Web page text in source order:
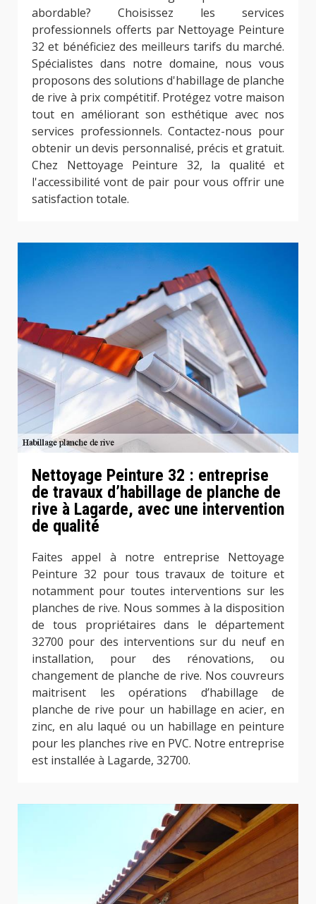
abordable? Choisissez les services
professionnels offerts par Nettoyage Peinture
32 et bénéficiez des meilleurs tarifs du marché.
Spécialistes dans notre domaine, nous vous
proposons des solutions d'habillage de planche
de rive à prix compétitif. Protégez votre maison
tout en améliorant son esthétique avec nos
services professionnels. Contactez-nous pour
obtenir un devis personnalisé, précis et gratuit.
Chez Nettoyage Peinture 32, la qualité et
l'accessibilité vont de pair pour vous offrir une
satisfaction totale.
Nettoyage Peinture 32 : entreprise
de travaux d’habillage de planche de
rive à Lagarde, avec une intervention
de qualité
Faites appel à notre entreprise Nettoyage
Peinture 32 pour tous travaux de toiture et
notamment pour toutes interventions sur les
planches de rive. Nous sommes à la disposition
de tous propriétaires dans le département
32700 pour des interventions sur du neuf en
installation, pour des rénovations, ou
changement de planche de rive. Nos couvreurs
maitrisent les opérations d’habillage de
planche de rive pour un habillage en acier, en
zinc, en alu laqué ou un habillage en peinture
pour les planches rive en PVC. Notre entreprise
est installée à Lagarde, 32700.